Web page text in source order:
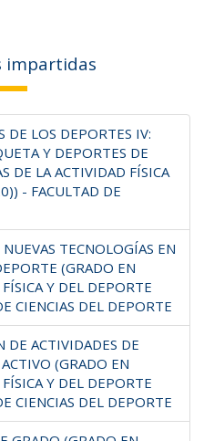
impartidas
LOS DEPORTES IV:
Y DEPORTES DE
DE LA ACTIVIDAD FÍSICA
- FACULTAD DE
TECNOLOGÍAS EN
(GRADO EN
Y DEL DEPORTE
CIENCIAS DEL DEPORTE
ACTIVIDADES DE
(GRADO EN
Y DEL DEPORTE
CIENCIAS DEL DEPORTE